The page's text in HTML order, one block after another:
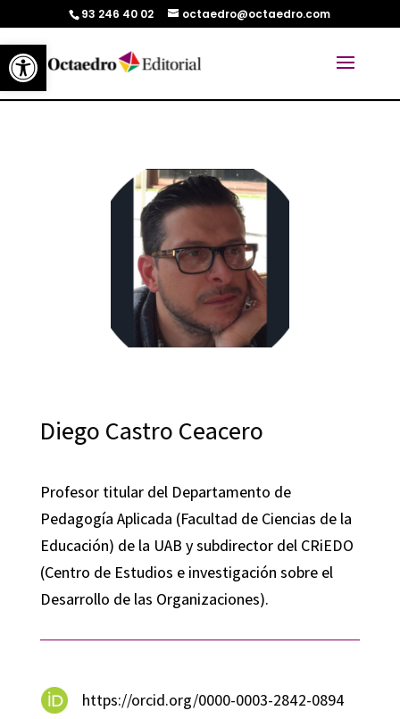
Abrir barra de herramientas
93 246 40 02 octaedro@octaedro.com
Diego Castro Ceacero
Profesor titular del Departamento de
Pedagogía Aplicada (Facultad de Ciencias de la
Educación) de la UAB y subdirector del CRiEDO
(Centro de Estudios e investigación sobre el
Desarrollo de las Organizaciones).
https://orcid.org/0000-0003-2842-0894